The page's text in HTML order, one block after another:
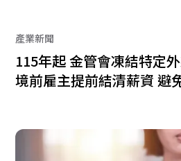
產業新聞
115年起 金管會凍結特定
境前雇主提前結清薪資 避